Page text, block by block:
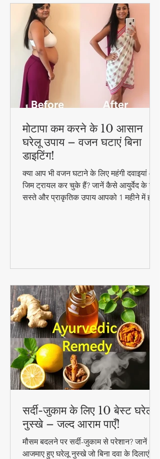
मोटापा कम करने के 10 आसान
घरेलू उपाय – वजन घटाएं बिना
डाइटिंग!
क्या आप भी वजन घटाने के लिए महंगी दवाइयां और
जिम ट्रायल कर चुके हैं? जानें कैसे आयुर्वेद के ये
सस्ते और प्राकृतिक उपाय आपको 1 महीने में ही
सर्दी-जुकाम के लिए 10 बेस्ट घरेलू
नुस्खे – जल्द आराम पाएँ!
मौसम बदलने पर सर्दी-जुकाम से परेशान? जानें 10
आजमाए हुए घरेलू नुस्खे जो बिना दवा के दिलाएंगे